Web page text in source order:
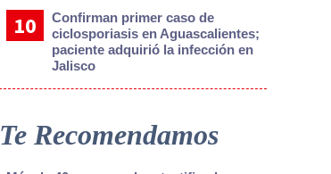
Confirman primer caso de
ciclosporiasis en Aguascalientes;
paciente adquirió la infección en
Jalisco
Te Recomendamos